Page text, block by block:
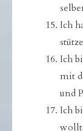
Ich
Ich
mit
und
Ich